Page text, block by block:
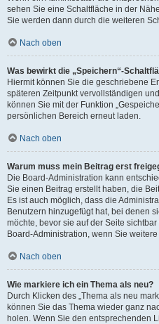
sehen Sie eine Schaltfläche in der
Sie werden dann durch die weiteren
Nach oben
Was bewirkt die „Speichern“-
Hiermit können Sie die geschriebene
späteren Zeitpunkt vervollständigen
können Sie mit der Funktion
persönlichen Bereich erneut laden.
Nach oben
Warum muss mein Beitrag erst
Die Board-Administration kann
Sie einen Beitrag erstellt haben, die
Es ist auch möglich, dass die
Benutzern hinzugefügt hat, bei denen
möchte, bevor sie auf der Seite
Board-Administration, wenn Sie
Nach oben
Wie markiere ich ein Thema als neu?
Durch Klicken des „Thema als neu
können Sie das Thema wieder ganz
holen. Wenn Sie den entsprechenden